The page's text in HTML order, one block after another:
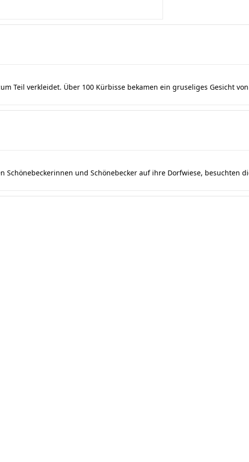
Teil verkleidet. Über 100 Kürbisse bekamen ein gruseliges Gesicht
Schönebeckerinnen und Schönebecker auf ihre Dorfwiese, besuchten